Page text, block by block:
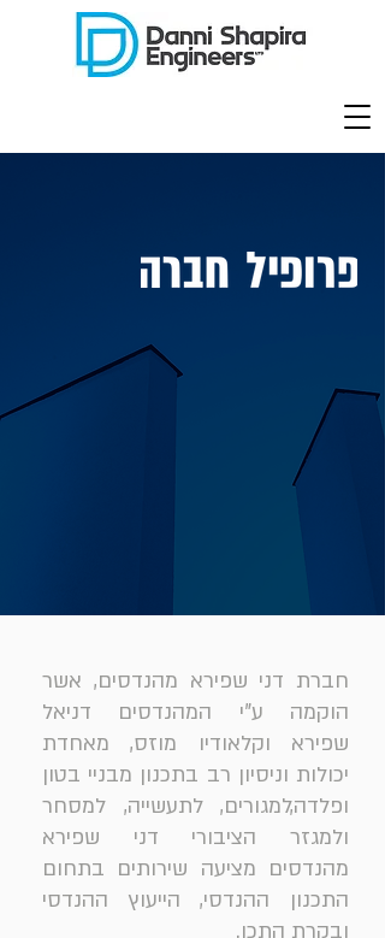
חברת דני שפירא מהנדסים, אשר
הוקמה ע"י המהנדסים דניאל
שפירא וקלאודיו מוזס, מאחדת
יכולות וניסיון רב בתכנון מבניי בטון
ופלדה,למגורים, לתעשייה, למסחר
ולמגזר הציבורי דני שפירא
מהנדסים מציעה שירותים בתחום
התכנון ההנדסי, הייעוץ ההנדסי
ובקרת התכן.